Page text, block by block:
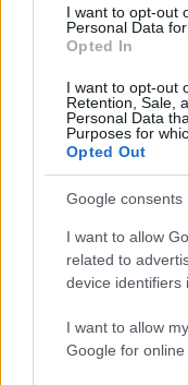
I want to opt-out
Personal Data
Opted In
I want to opt-out
Retention, Sale,
Personal Data
Purposes for
Opted Out
Google consents
I want to allow
related to
device identifiers
I want to allow
Google for
világhódító útjára
applikáció